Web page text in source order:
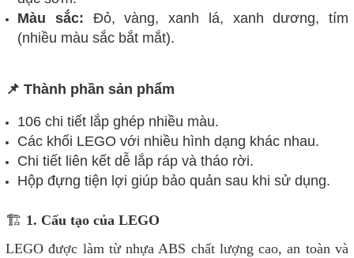
Màu sắc: Đỏ, vàng, xanh lá, xanh dương, tím
(nhiều màu sắc bắt mắt).
📌 Thành phần sản phẩm
106 chi tiết lắp ghép nhiều màu.
Các khối LEGO với nhiều hình dạng khác nhau.
Chi tiết liên kết dễ lắp ráp và tháo rời.
Hộp đựng tiện lợi giúp bảo quản sau khi sử dụng.
🏗 1. Cấu tạo của LEGO
LEGO được làm từ nhựa ABS chất lượng cao, an toàn và